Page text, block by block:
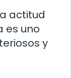
actitud
es uno
y